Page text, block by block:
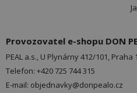
Provozovatel e-shopu DON
PEAL a.s., U Plynárny 412/101, Praha
Telefon: +420 725 744 315
E-mail: objednavky@donpealo.cz